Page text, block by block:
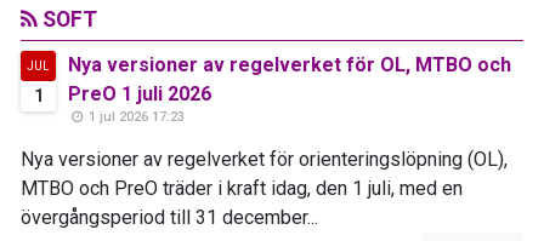
SOFT
JUL
1
Nya versioner av regelverket för OL, MTBO och
PreO 1 juli 2026
1 jul 2026 17:23
Nya versioner av regelverket för orienteringslöpning (OL),
MTBO och PreO träder i kraft idag, den 1 juli, med en
övergångsperiod till 31 december...